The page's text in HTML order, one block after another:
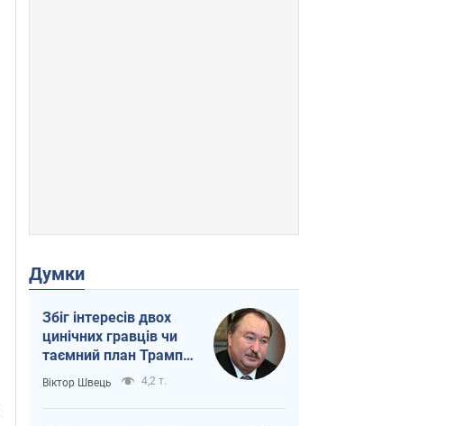
Думки
Збіг інтересів двох
цинічних гравців чи
таємний план Трампа
і Путіна?
Віктор Швець 4,2 т.